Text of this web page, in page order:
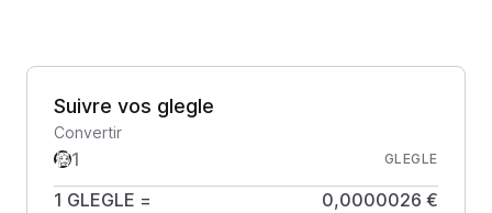
Suivre vos glegle
Convertir
GLEGLE
1 GLEGLE = 0,0000026 €